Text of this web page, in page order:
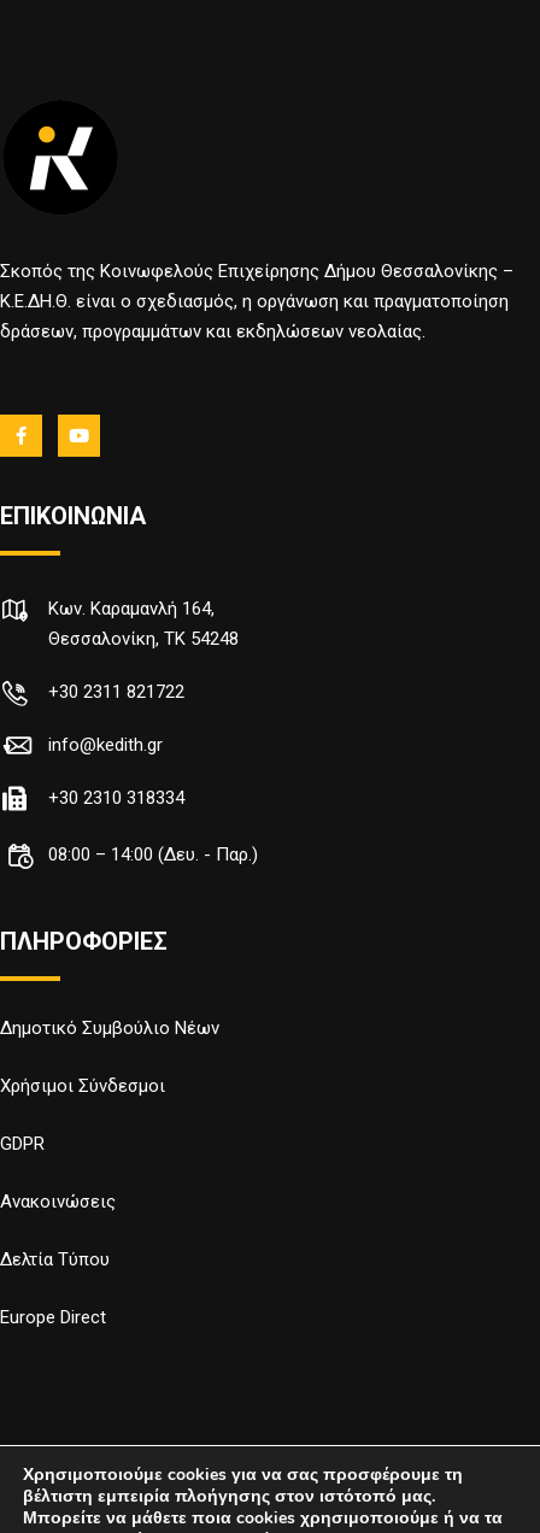
Σκοπός της Κοινωφελούς Επιχείρησης Δήμου Θεσσαλονίκης –
Κ.Ε.ΔΗ.Θ. είναι ο σχεδιασμός, η οργάνωση και πραγματοποίηση
δράσεων, προγραμμάτων και εκδηλώσεων νεολαίας.
ΕΠΙΚΟΙΝΩΝΙΑ
Κων. Καραμανλή 164,
Θεσσαλονίκη, TK 54248
+30 2311 821722
info@kedith.gr
+30 2310 318334
08:00 – 14:00 (Δευ. - Παρ.)
ΠΛΗΡΟΦΟΡΙΕΣ
Δημοτικό Συμβούλιο Νέων
Χρήσιμοι Σύνδεσμοι
GDPR
Ανακοινώσεις
Δελτία Τύπου
Europe Direct
Χρησιμοποιούμε cookies για να σας προσφέρουμε τη
βέλτιστη εμπειρία πλοήγησης στον ιστότοπό μας.
Μπορείτε να μάθετε ποια cookies χρησιμοποιούμε ή να τα